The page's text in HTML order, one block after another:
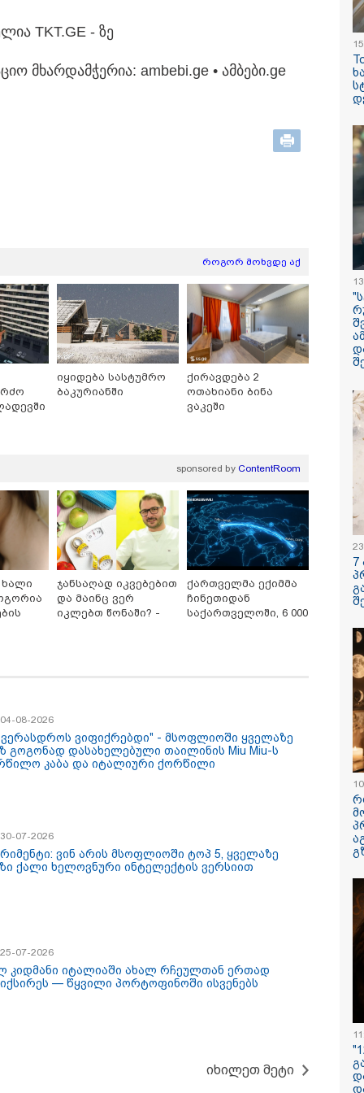
თბილისი -
"საიდან იცის,
სინამდვილეში
ხდებოდა...
ომში თუ არ
სამჯერ არის
არც ერთხელ
ცდებოდა" - გია
ყარყარაშვილი
ბარამიძის
06-08-2026
დრო და
დღევანდელი
საკუთარ
შეგარცხვენთ...
შეცდომა არის
ტოლფასი" -
ნანუკა
09:33 / 05-08-
"მამის
ადამიანი,
ზვიადის
მეზღვაური
36 მიგრანტი,
ორსული
გადაარჩინა
12:20 / 04-08-
"როცა
რომ
ტაძრიდან
არ
კატეგორიის ყველა სიახლე
სახლში
მომსასმენი
ჩემთვის იყო სიკვდილი"
- რას ამბობს
ამ წუთეში
ხოფის
TKT.GE - ზე
მხარ­დამ­ჭე­რია: ambebi.ge • ამ­ბე­ბი.ge
როგორ მოხვდე აქ
იყიდება სასტუმრო
ბაკურიანში
ქირავდება 2
ოთახიანი ბინა
ვაკეში
sponsored by ContentRoom
ჯანსაღად იკვებებით
და მაინც ვერ
იკლებთ წონაში? -
ქართველმა ექიმმა
ჩინეთიდან
საქართველოში, 6 000
08-2026
ვერასდროს ვიფიქრებდი" - მსოფლიოში ყველაზე
გოგონად დასახელებული თაილინის Miu Miu-ს
კაბა და იტალიური ქორწილი
07-2026
ვინ არის მსოფლიოში ტოპ 5, ყველაზე
ქალი ხელოვნური ინტელექტის ვერსიით
07-2026
კიდმანი იტალიაში ახალ რჩეულთან ერთად
— წყვილი პორტოფინოში ისვენებს
იხილეთ მეტი
7